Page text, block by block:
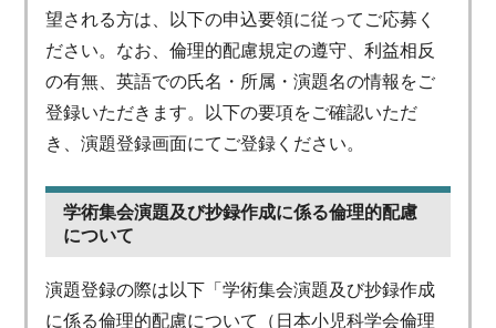
望される方は、以下の申込要領に従ってご応募く
ださい。なお、倫理的配慮規定の遵守、利益相反
の有無、英語での氏名・所属・演題名の情報をご
登録いただきます。以下の要項をご確認いただ
き、演題登録画面にてご登録ください。
学術集会演題及び抄録作成に係る倫理的配慮
について
演題登録の際は以下「学術集会演題及び抄録作成
に係る倫理的配慮について（日本小児科学会倫理